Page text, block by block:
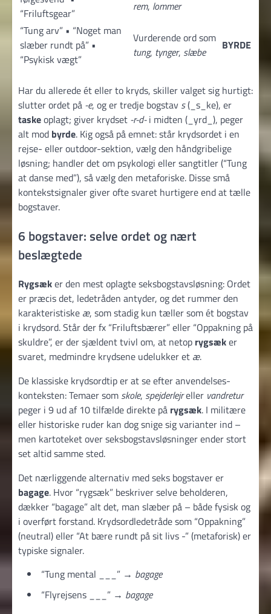
“Friluftsgear”
rem, lommer
“Tung arv” • “Noget man
slæber rundt på” •
“Psykisk vægt”
Vurderende ord som
tung, tynger, slæbe BYRDE
Har du allerede ét eller to kryds, skiller valget sig hurtigt:
slutter ordet på -e, og er tredje bogstav s( s ke), er
taskeoplagt; giver krydset -r-d-i midten ( yrd ), peger
alt mod byrde. Kig også på emnet: står krydsordet i en
rejse- eller outdoor-sektion, vælg den håndgribelige
løsning; handler det om psykologi eller sangtitler (“Tung
at danse med”), så vælg den metaforiske. Disse små
kontekstsignaler giver ofte svaret hurtigere end at tælle
bogstaver.
6 bogstaver: selve ordet og nært
beslægtede
Rygsæker den mest oplagte seksbogstavsløsning: Ordet
er præcis det, ledetråden antyder, og det rummer den
karakteristiske æ, som stadig kun tæller som ét bogstav
i krydsord. Står der fx “Friluftsbærer” eller “Oppakning på
skuldre”, er der sjældent tvivl om, at netop rygsæker
svaret, medmindre krydsene udelukker et æ.
De klassiske krydsordtip er at se efter anvendelses­
konteksten: Temaer som skole, spejderlejreller vandretur
peger i 9 ud af 10 tilfælde direkte på rygsæk. I militære
eller historiske ruder kan dog snige sig varianter ind –
men kartoteket over seks­bogstavsløsninger ender stort
set altid samme sted.
Det nærliggende alternativ med seks bogstaver er
bagage. Hvor “rygsæk” beskriver selve beholderen,
dækker “bagage” alt det, man slæber på – både fysisk og
i overført forstand. Krydsordledetråde som “Oppakning”
(neutral) eller “At bære rundt på sit livs -” (metaforisk) er
typiske signaler.
“Tung mental ___” → bagage
“Flyrejsens ___” → bagage